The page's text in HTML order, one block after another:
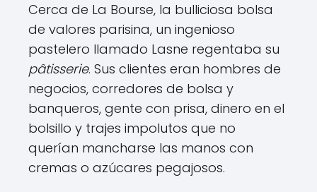
Cerca de La Bourse, la bulliciosa bolsa
de valores parisina, un ingenioso
pastelero llamado Lasne regentaba su
pâtisserie. Sus clientes eran hombres de
negocios, corredores de bolsa y
banqueros, gente con prisa, dinero en el
bolsillo y trajes impolutos que no
querían mancharse las manos con
cremas o azúcares pegajosos.